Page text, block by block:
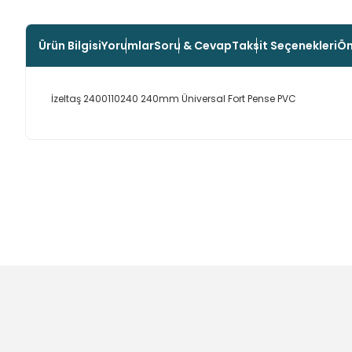
Ürün BilgisiYorumlarSoru & CevapTaksit Seçenekleri
İzeltaş 2400110240 240mm Üniversal Fort Pense PVC